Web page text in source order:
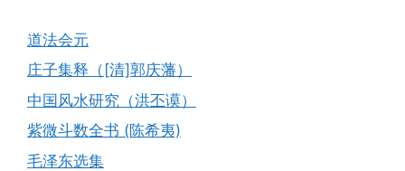
道法会元
庄子集释（[清]郭庆藩）
中国风水研究（洪丕谟）
紫微斗数全书 (陈希夷)
毛泽东选集